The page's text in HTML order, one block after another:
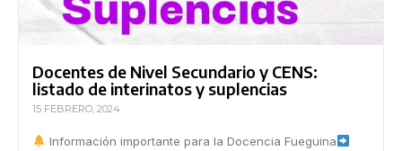
Docentes de Nivel Secundario y CENS:
listado de interinatos y suplencias
15 FEBRERO, 2024
Información importante para la Docencia Fueguina